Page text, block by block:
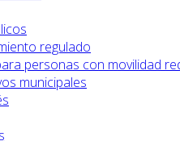
regulado
personas con movilidad
municipales